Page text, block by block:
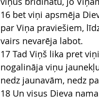
16 bet viņi apsmēja
par Viņa praviešiem,
vairs nevarēja labot.
17 Tad Viņš lika pret
nogalināja viņu
nedz jaunavām, nedz
18 Un visus Dieva